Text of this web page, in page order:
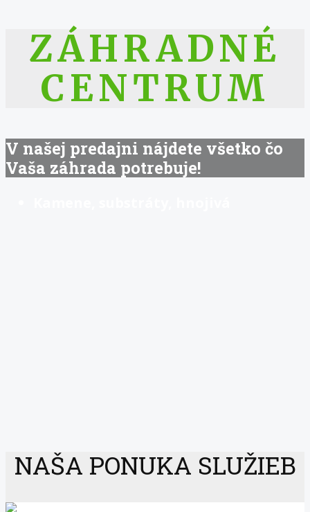
ZÁHRADNÉ
CENTRUM
V našej predajni nájdete všetko čo
Vaša záhrada potrebuje!
NAŠA PONUKA SLUŽIEB